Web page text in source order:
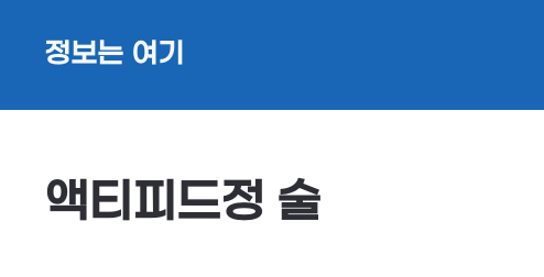
정보는 여기
액티피드정 술